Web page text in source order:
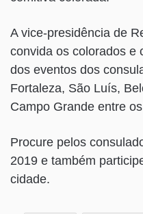
A vice-presidência de
convida os colorados e
dos eventos dos
Fortaleza, São Luís,
Campo Grande entre
Procure pelos
2019 e também
cidade.